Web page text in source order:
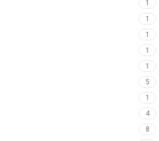
1
1
1
1
1
5
1
4
8